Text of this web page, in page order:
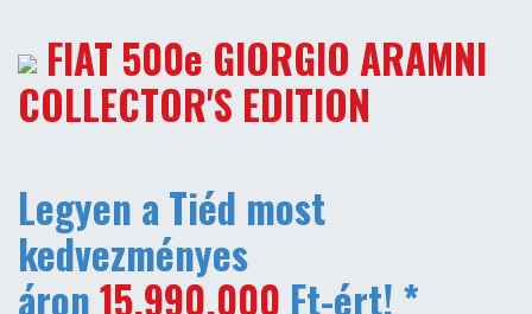
FIAT 500e GIORGIO ARAMNI
COLLECTOR'S EDITION
Legyen a Tiéd most
kedvezményes
áron15.990.000 Ft-ért! *